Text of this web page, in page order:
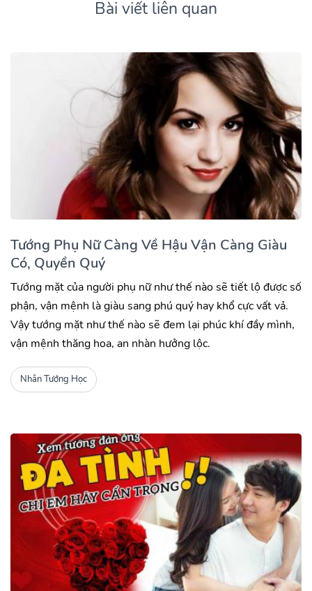
Bài viết liên quan
Tướng Phụ Nữ Càng Về Hậu Vận Càng Giàu
Có, Quyền Quý
Tướng mặt của người phụ nữ như thế nào sẽ tiết lộ được số
phận, vận mệnh là giàu sang phú quý hay khổ cực vất vả.
Vậy tướng mặt như thế nào sẽ đem lại phúc khí đầy mình,
vận mệnh thăng hoa, an nhàn hưởng lộc.
Nhân Tướng Học